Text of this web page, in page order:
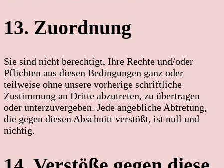
13. Zuordnung
Sie sind nicht berechtigt, Ihre Rechte und/oder
Pflichten aus diesen Bedingungen ganz oder
teilweise ohne unsere vorherige schriftliche
Zustimmung an Dritte abzutreten, zu übertragen
oder unterzuvergeben. Jede angebliche Abtretung,
die gegen diesen Abschnitt verstößt, ist null und
nichtig.